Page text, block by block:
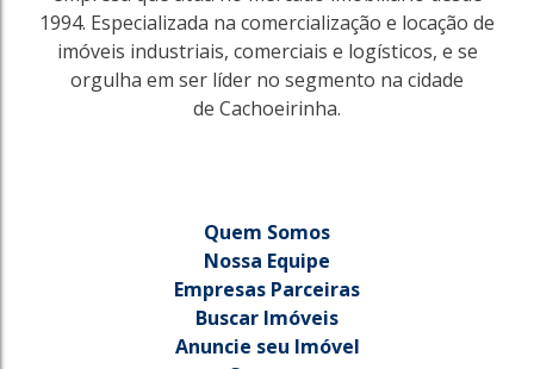
1994. Especializada na comercialização e locação de
imóveis industriais, comerciais e logísticos, e se
orgulha em ser líder no segmento na cidade
de Cachoeirinha.
Quem Somos
Nossa Equipe
Empresas Parceiras
Buscar Imóveis
Anuncie seu Imóvel